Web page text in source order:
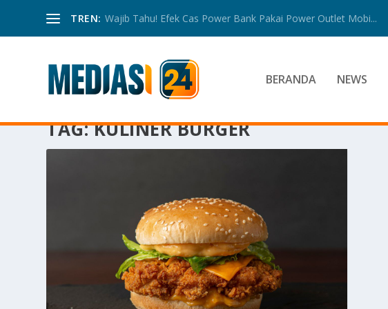
TREN: Wajib Tahu! Efek Cas Power Bank Pakai Power Outlet Mobi...
BERANDA NEWS
TAG:KULINER BURGER